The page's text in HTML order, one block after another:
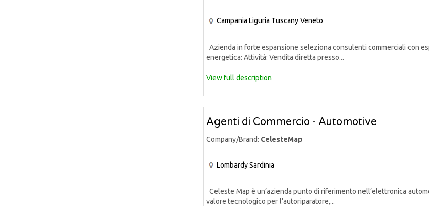
Campania Liguria TuscanyVeneto
Azienda in forte espansione seleziona consulenti commerciali con
energetica: Attività: Vendita diretta presso...
View full description
Agenti di Commercio - Automotive
Company/Brand: CelesteMap
LombardySardinia
Celeste Map è un’azienda punto di riferimento nell’elettronica
valore tecnologico per l’autoriparatore,...